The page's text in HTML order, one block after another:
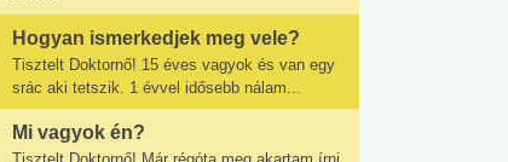
Hogyan ismerkedjek meg vele?
Tisztelt Doktornő! 15 éves vagyok és van egy
srác aki tetszik. 1 évvel idősebb nálam...
Mi vagyok én?